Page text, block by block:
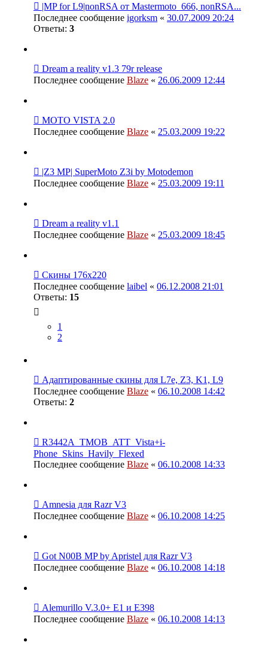
|MP for L9|nonRSA от Mastermoto_666, nonRSA...
Последнее сообщение igorksm « 30.07.2009 20:24
Ответы: 3
Dream a reality v1.3 79r release
Последнее сообщение Blaze « 26.06.2009 12:44
MOTO VISTA 2.0
Последнее сообщение Blaze « 25.03.2009 19:22
|Z3 MP| SuperMoto Z3i by Motodemon
Последнее сообщение Blaze « 25.03.2009 19:11
Dream a reality v1.1
Последнее сообщение Blaze « 25.03.2009 18:45
Скины 176x220
Последнее сообщение laibel « 06.12.2008 21:01
Ответы: 15
1
2
Адаптированные скины для L7e, Z3, K1, L9
Последнее сообщение Blaze « 06.10.2008 14:42
Ответы: 2
R3442A_TMOB_ATT_Vista+i-
Phone_Skins_Havily_Flexed
Последнее сообщение Blaze « 06.10.2008 14:33
Amnesia для Razr V3
Последнее сообщение Blaze « 06.10.2008 14:25
Got N00B MP by Apristel для Razr V3
Последнее сообщение Blaze « 06.10.2008 14:18
Alemurillo V.3.0+ E1 и E398
Последнее сообщение Blaze « 06.10.2008 14:13